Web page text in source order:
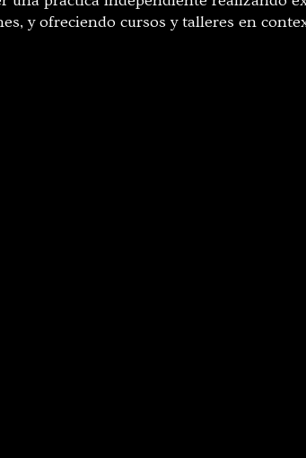
y ofreciendo cursos y talleres en